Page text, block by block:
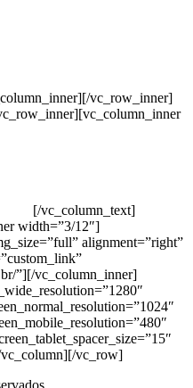
vc_row_inner]
[/vc_column_text]
width=”3/12″]
alignment=”right”
”][/vc_column_inner]
vc_column][/vc_row]